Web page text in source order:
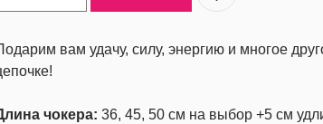
вам удачу, силу, энергию и многое
чокера: 36, 45, 50 см на выбор +5 см